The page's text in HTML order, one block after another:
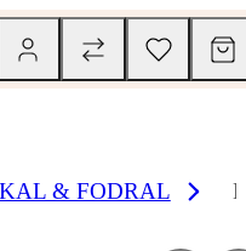
& FODRAL